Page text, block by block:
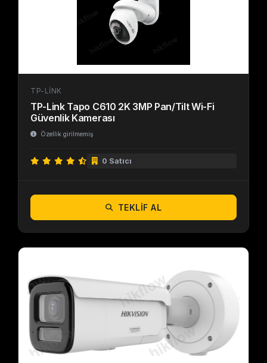
TP-LINK
TP-Link Tapo C610 2K 3MP Pan/Tilt Wi-Fi
Güvenlik Kamerası
Özellik girilmemiş
0 Satıcı
TEKLIF AL